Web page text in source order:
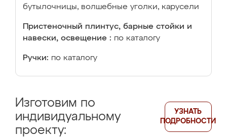
бутылочницы, волшебные уголки, карусели
Пристеночный плинтус, барные стойки и
навески, освещение : по каталогу
Ручки: по каталогу
Изготовим по
индивидуальному
проекту:
УЗНАТЬ
ПОДРОБНОСТИ